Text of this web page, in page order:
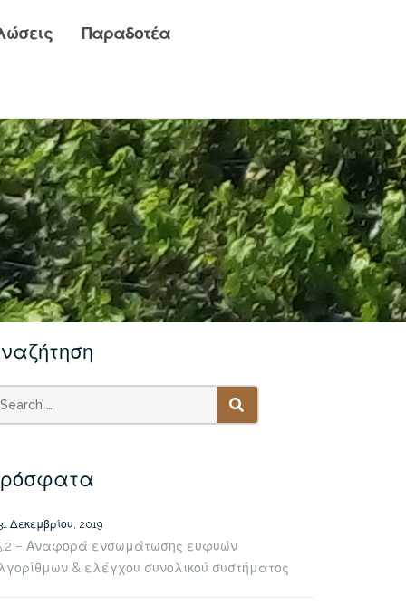
Παραδοτέα
SEARCH
Δεκεμβρίου, 2019
– Αναφορά ενσωμάτωσης ευφυών
& ελέγχου συνολικού συστήματος